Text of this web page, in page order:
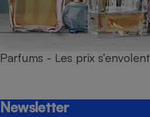
Parfums - Les prix s’envolent
Newsletter